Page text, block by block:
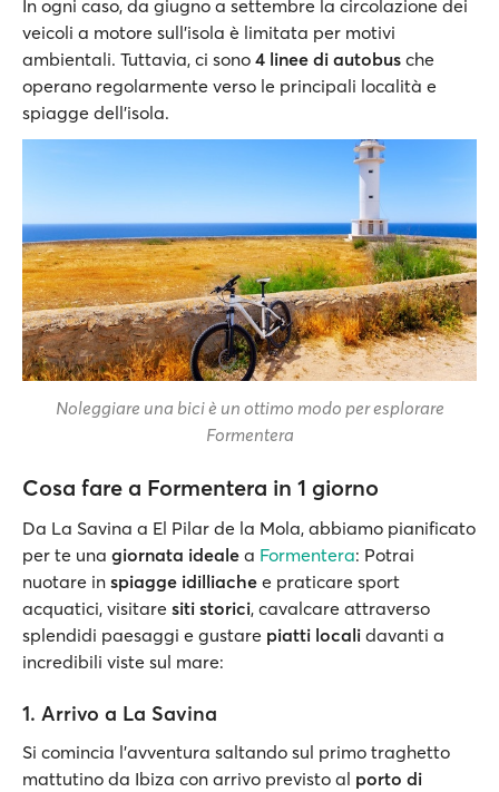
In ogni caso, da giugno a settembre la circolazione dei
veicoli a motore sull'isola è limitata per motivi
ambientali. Tuttavia, ci sono 4 linee di autobus che
operano regolarmente verso le principali località e
spiagge dell’isola.
Noleggiare una bici è un ottimo modo per esplorare
Formentera
Cosa fare a Formentera in 1 giorno
Da La Savina a El Pilar de la Mola, abbiamo pianificato
per te una giornata ideale a Formentera: Potrai
nuotare in spiagge idilliache e praticare sport
acquatici, visitare siti storici, cavalcare attraverso
splendidi paesaggi e gustare piatti locali davanti a
incredibili viste sul mare:
1. Arrivo a La Savina
Si comincia l’avventura saltando sul primo traghetto
mattutino da Ibiza con arrivo previsto al porto di